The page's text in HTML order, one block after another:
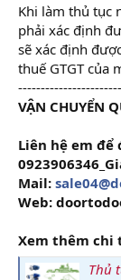
Khi làm thủ tục
phải xác định
sẽ xác định
thuế GTGT của
VẬN CHUYỂN
Liên hệ em
Mail:
Web:
Xem thêm chi
Thủ